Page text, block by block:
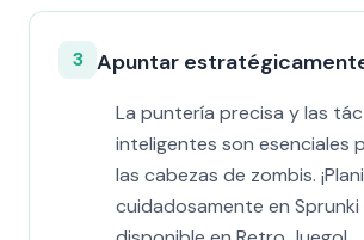
3 Apuntar
La puntería precisa y las
inteligentes son esenciales
las cabezas de zombis.
cuidadosamente en Sprunki